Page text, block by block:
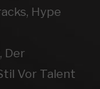
, Hype
, Der
Vor Talent